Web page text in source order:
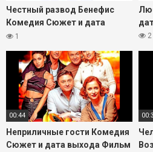
Честный развод Бенефис
Комедия Сюжет и дата
выхода Фильм 2023
1 2
00:44
Неприличные гости Комедия
Сюжет и дата выхода Фильм